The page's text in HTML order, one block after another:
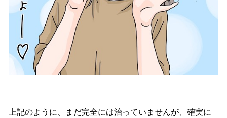
上記のように、まだ完全には治っていませんが、確実に